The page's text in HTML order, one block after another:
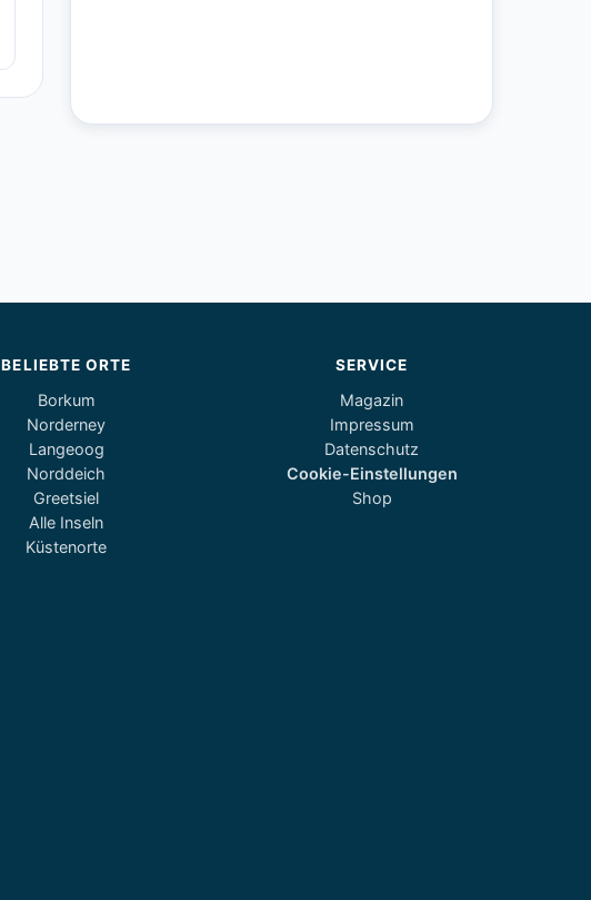
BELIEBTE ORTE
Borkum
Norderney
Langeoog
Norddeich
Greetsiel
Alle Inseln
Küstenorte
SERVICE
Magazin
Impressum
Datenschutz
Cookie-Einstellungen
Shop